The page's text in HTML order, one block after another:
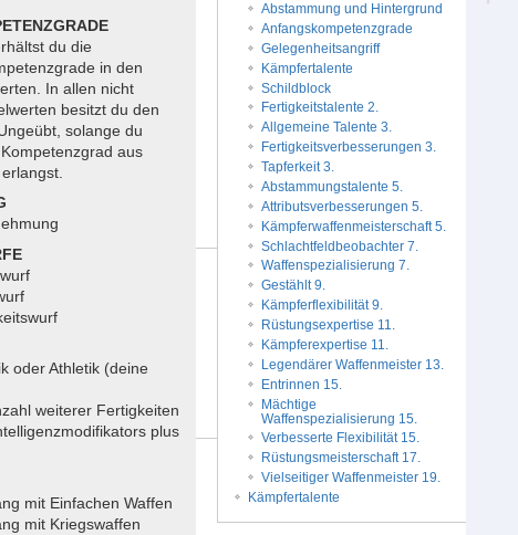
Abstammung und Hintergrund
Anfangskompetenzgrade
Gelegenheitsangriff
Kämpfertalente
Schildblock
Fertigkeitstalente 2.
Allgemeine Talente 3.
Fertigkeitsverbesserungen 3.
Tapferkeit 3.
Abstammungstalente 5.
Attributsverbesserungen 5.
Kämpferwaffenmeisterschaft 5.
Schlachtfeldbeobachter 7.
Waffenspezialisierung 7.
Gestählt 9.
Kämpferflexibilität 9.
Rüstungsexpertise 11.
Kämpferexpertise 11.
Legendärer Waffenmeister 13.
Entrinnen 15.
Mächtige
Waffenspezialisierung 15.
Verbesserte Flexibilität 15.
Rüstungsmeisterschaft 17.
Vielseitiger Waffenmeister 19.
Kämpfertalente
du die
in den
In allen nicht
besitzt du den
solange du
aus
oder Athletik (deine
weiterer Fertigkeiten
plus
mit Einfachen Waffen
mit Kriegswaffen